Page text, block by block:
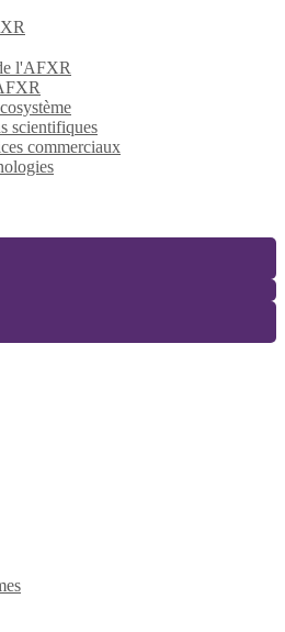
l'AFXR
scientifiques
commerciaux